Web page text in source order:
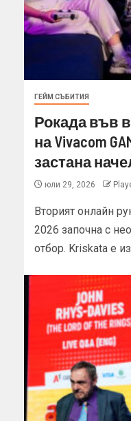
ГЕЙМ СЪБИТИЯ
Рокада във
на Vivacom
застана
юли 29, 2026
Вторият онлайн
2026 започна с
отбор. Kriskata е